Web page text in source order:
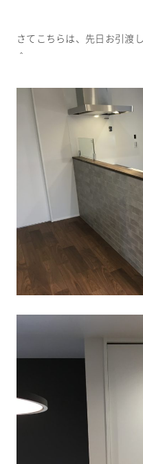
さてこちらは、先日お引渡